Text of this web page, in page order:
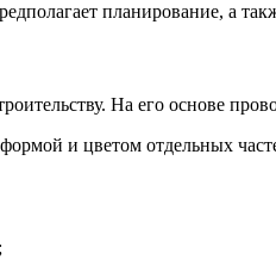
планирование, а
На его основе
и цветом отдельных